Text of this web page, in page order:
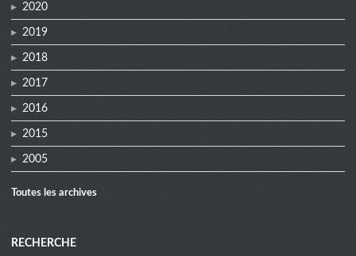
2020
2019
2018
2017
2016
2015
2005
Toutes les archives
RECHERCHE